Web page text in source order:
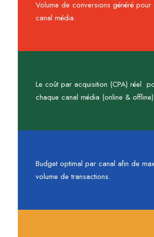
Volume de conversions généré pour
canal média.
Le coût par acquisition (CPA) réel
chaque canal média (online &
Budget optimal par canal afin de
volume de transactions.